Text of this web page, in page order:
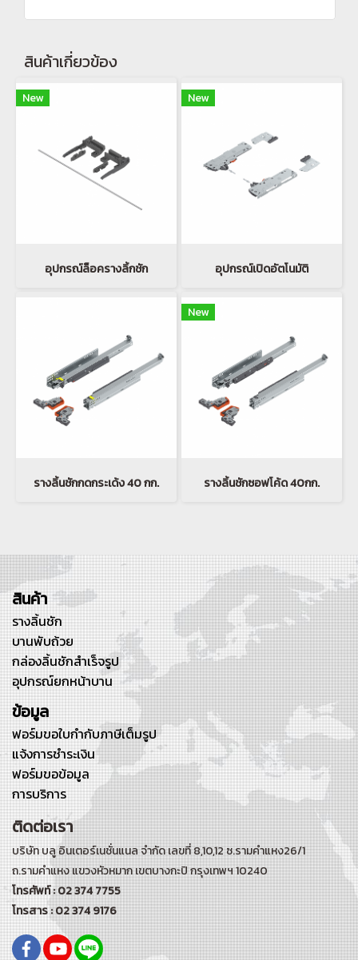
สินค้าเกี่ยวข้อง
New
อุปกรณ์ล็อครางลิ้กชัก
New
อุปกรณ์เปิดอัตโนมัติ
รางลิ้นชักกดกระเด้ง 40 กก.
New
รางลิ้นชักซอฟโค้ด 40กก.
สินค้า
รางลิ้นชัก
บานพับถ้วย
กล่องลิ้นชักสำเร็จรูป
อุปกรณ์ยกหน้าบาน
ข้อมูล
ฟอร์มขอใบกำกับภาษีเต็มรูป
แจ้งการชำระเงิน
ฟอร์มขอข้อมูล
การบริการ
ติดต่อเรา
บริษัท บลู อินเตอร์เนชั่นแนล จำกัด เลขที่ 8,10,12 ซ.รามคำแหง26/1
ถ.รามคำแหงแขวงหัวหมาก เขตบางกะปิ กรุงเทพฯ 10240
โทรศัพท์ : 02 374 7755
โทรสาร : 02 374 9176